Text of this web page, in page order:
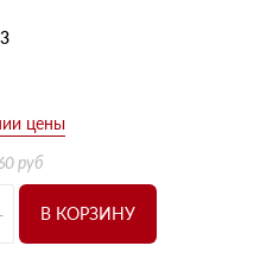
руб
В КОРЗИНУ